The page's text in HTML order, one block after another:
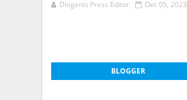
Diogenis Press Editor
Οκτ 05, 2023
BLOGGER